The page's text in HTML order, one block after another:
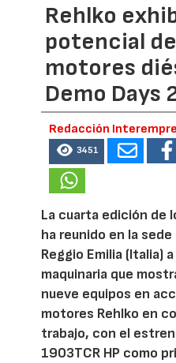
Rehlko
potencial
motores
Demo Days
Redacción
3451
La cuarta edición de
ha reunido en la
Reggio Emilia (Italia)
maquinaria que
nueve equipos en
motores Rehlko en
trabajo, con el
1903TCR HP como